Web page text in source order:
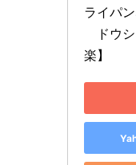
ライパ
ドウシ
楽】